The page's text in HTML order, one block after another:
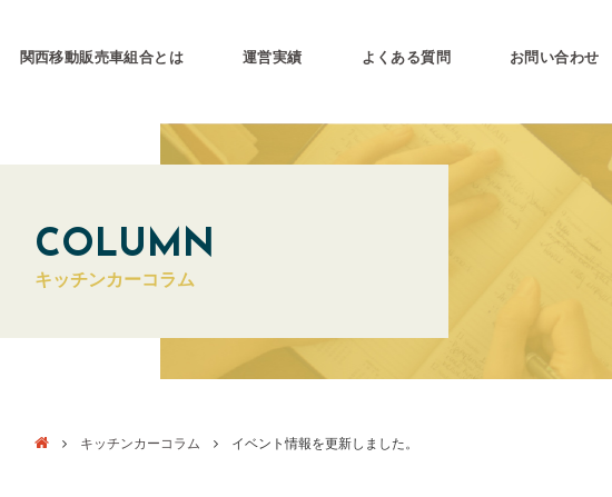
関西移動販売車組合とは
関西移動販売車組合とは
運営会社
キッチンカーグランプリ公式
運営実績 よくある質問 お問い合わせ
COLUMN
キッチンカーコラム
キッチンカーコラム イベント情報を更新しました。